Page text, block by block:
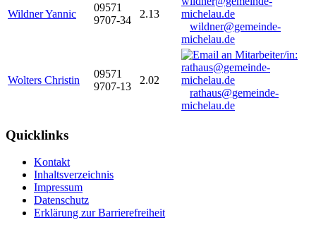
Wildner Yannic
09571
9707-34
2.13
wildner@gemeinde-
michelau.de
Wolters Christin
09571
9707-13
2.02
rathaus@gemeinde-
michelau.de
Quicklinks
Kontakt
Inhaltsverzeichnis
Impressum
Datenschutz
Erklärung zur Barrierefreiheit